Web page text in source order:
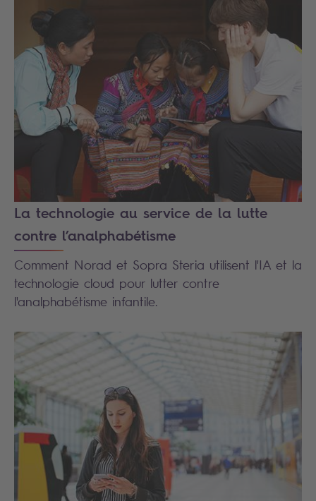
La technologie au service de la lutte
contre l’analphabétisme
Comment Norad et Sopra Steria utilisent l'IA et la
technologie cloud pour lutter contre
l'analphabétisme infantile.